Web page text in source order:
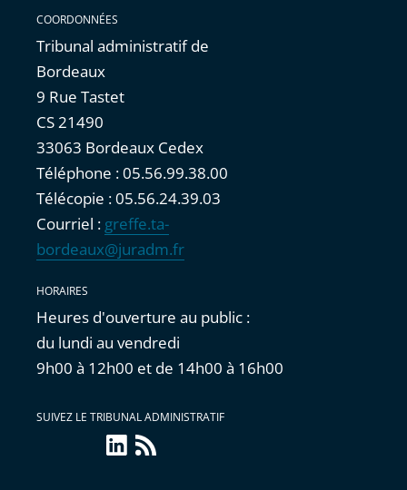
COORDONNÉES
Tribunal administratif de
Bordeaux
9 Rue Tastet
CS 21490
33063 Bordeaux Cedex
Téléphone : 05.56.99.38.00
Télécopie : 05.56.24.39.03
Courriel : greffe.ta-
bordeaux@juradm.fr
HORAIRES
Heures d'ouverture au public :
du lundi au vendredi
9h00 à 12h00 et de 14h00 à 16h00
SUIVEZ LE TRIBUNAL ADMINISTRATIF
linkedin
Flux
RSS